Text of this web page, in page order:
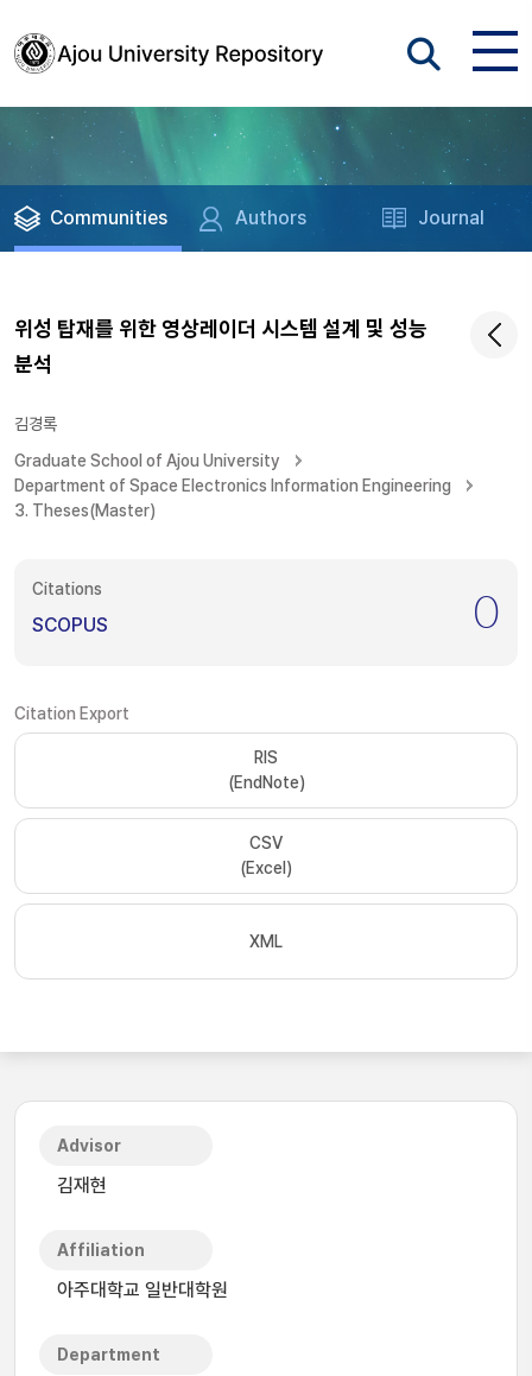
Communities Authors Journal
위성 탑재를 위한 영상레이더 시스템 설계 및 성능
분석
김경록
Graduate School of Ajou University
Department of Space Electronics Information Engineering
3. Theses(Master)
Citations
SCOPUS 0
Citation Export
RIS
(EndNote)
CSV
(Excel)
XML
Advisor
김재현
Affiliation
아주대학교 일반대학원
Department